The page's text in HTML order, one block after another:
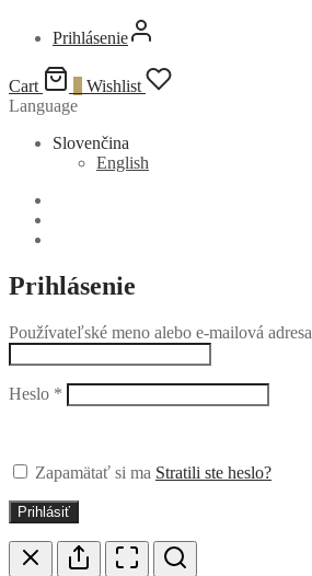
Prihlásenie
Cart
Wishlist
Language
Slovenčina
English
Prihlásenie
Používateľské meno alebo e-mailová adresa
Heslo *
Zapamätať si ma Stratili ste heslo?
Prihlásiť